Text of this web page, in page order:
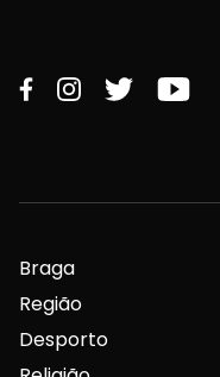
Braga
Região
Desporto